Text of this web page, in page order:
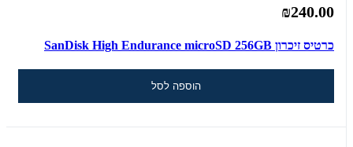
₪240.00
כרטיס זיכרון SanDisk High Endurance microSD 256GB
הוספה לסל